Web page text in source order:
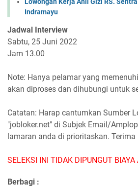
Indramayu
Jadwal Interview
Sabtu, 25 Juni 2022
Jam 13.00
Note: Hanya pelamar yang
akan diproses dan dihubungi untuk
Catatan: Harap cantumkan Sumber
"jobloker.net" di Subjek Email/
lamaran anda di prioritaskan. Terima
SELEKSI INI TIDAK DIPUNGUT BIAYA
Berbagi :